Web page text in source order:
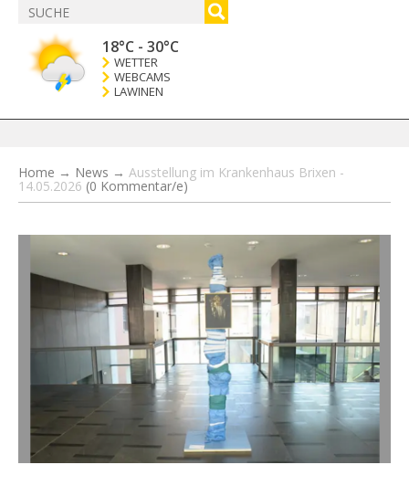
18°C - 30°C
WETTER
WEBCAMS
LAWINEN
Home → News → Ausstellung im Krankenhaus Brixen -
14.05.2026 (0 Kommentar/e)